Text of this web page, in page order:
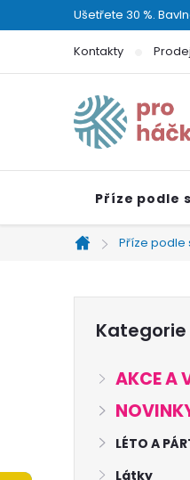
na
Ušetřete 30 %.
Kontakty
Příze podle
Domů
Příze podle
kategorie
Kategorie
AKCE A
LÉTO A
Látky